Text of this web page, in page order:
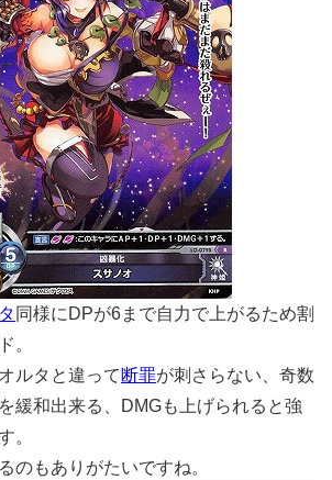
同様にDPが6まで自力で上がるため割
。
ルタと違って 断罪が刺さらない、奇数
緩和出来る、DMGも上げられると強
。
のもありがたいですね。